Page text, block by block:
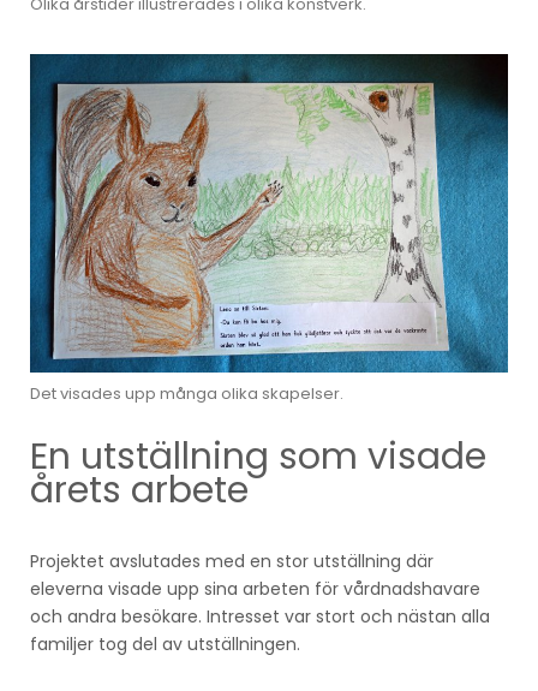
Det visades upp många olika skapelser.
En utställning som visade
årets arbete
Projektet avslutades med en stor utställning där
eleverna visade upp sina arbeten för vårdnadshavare
och andra besökare. Intresset var stort och nästan alla
familjer tog del av utställningen.